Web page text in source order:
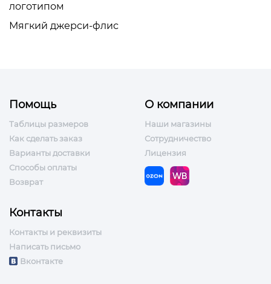
логотипом
Мягкий джерси-флис
Помощь
Таблицы размеров
Как сделать заказ
Варианты доставки
Способы оплаты
Возврат
О компании
Наши магазины
Сотрудничество
Лицензия
Контакты
Контакты и реквизиты
Написать письмо
Вконтакте